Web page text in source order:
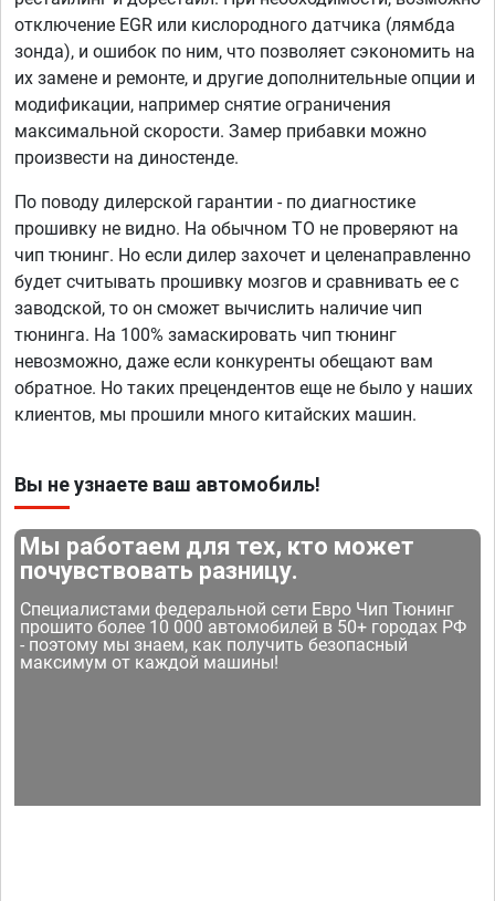
отключение EGR или кислородного датчика (лямбда
зонда), и ошибок по ним, что позволяет сэкономить на
их замене и ремонте, и другие дополнительные опции и
модификации, например снятие ограничения
максимальной скорости. Замер прибавки можно
произвести на диностенде.
По поводу дилерской гарантии - по диагностике
прошивку не видно. На обычном ТО не проверяют на
чип тюнинг. Но если дилер захочет и целенаправленно
будет считывать прошивку мозгов и сравнивать ее с
заводской, то он сможет вычислить наличие чип
тюнинга. На 100% замаскировать чип тюнинг
невозможно, даже если конкуренты обещают вам
обратное. Но таких прецендентов еще не было у наших
клиентов, мы прошили много китайских машин.
Вы не узнаете ваш автомобиль!
Мы работаем для тех, кто может
почувствовать разницу.
Специалистами федеральной сети Евро Чип Тюнинг
прошито более 10 000 автомобилей в 50+ городах РФ
- поэтому мы знаем, как получить безопасный
максимум от каждой машины!